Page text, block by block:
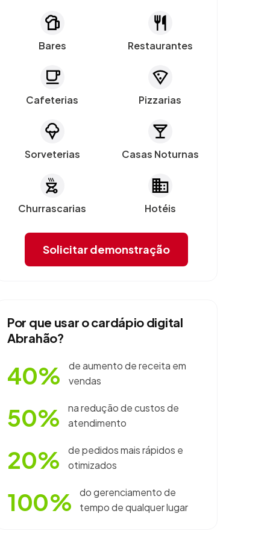
Bares Restaurantes
Cafeterias Pizzarias
Sorveterias Casas Noturnas
Churrascarias Hotéis
Solicitar demonstração
Por que usar o cardápio digital
Abrahão?
40%
de aumento de receita em
vendas
50%
na redução de custos de
atendimento
20%
de pedidos mais rápidos e
otimizados
100%
do gerenciamento de
tempo de qualquer lugar